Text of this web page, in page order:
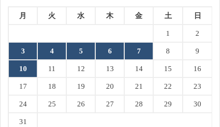
月 火 水 木 金 土 日
1 2
3 4 5 6 7 8 9
10 11 12 13 14 15 16
17 18 19 20 21 22 23
24 25 26 27 28 29 30
31